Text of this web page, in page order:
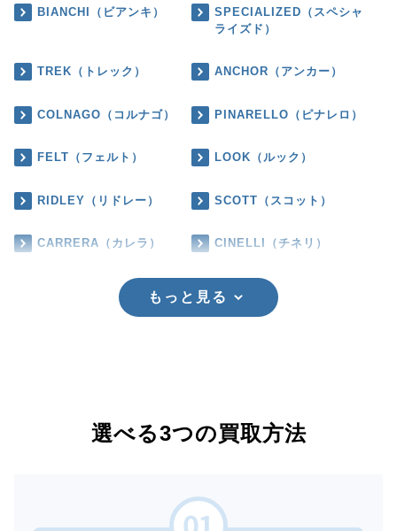
BIANCHI（ビアンキ）
SPECIALIZED（スペシャ
ライズド）
TREK（トレック） ANCHOR（アンカー）
COLNAGO（コルナゴ） PINARELLO（ピナレロ）
FELT（フェルト） LOOK（ルック）
RIDLEY（リドレー） SCOTT（スコット）
CARRERA（カレラ） CINELLI（チネリ）
もっと見る
選べる3つの買取方法